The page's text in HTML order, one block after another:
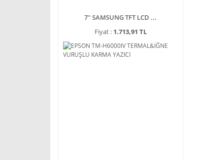
7'' SAMSUNG TFT LCD ...
Fiyat : 1.713,91 TL